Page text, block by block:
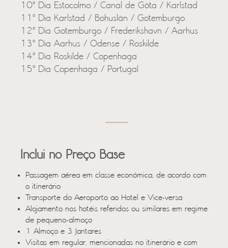
10º Dia Estocolmo / Canal de Göta / Karlstad
11º Dia Karlstad / Bohuslän / Gotemburgo
12º Dia Gotemburgo / Frederikshavn / Aarhus
13º Dia Aarhus / Odense / Roskilde
14º Dia Roskilde / Copenhaga
15º Dia Copenhaga / Portugal
Inclui no Preço Base
Passagem aérea em classe económica, de acordo com
o itinerário
Transporte do Aeroporto ao Hotel e Vice-versa
Alojamento nos hotéis referidos ou similares em regime
de pequeno-almoço
1 Almoço e 3 Jantares
Visitas em regular, mencionadas no itinerário e com